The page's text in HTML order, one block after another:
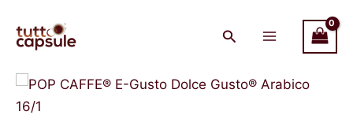
content
Main
Menu